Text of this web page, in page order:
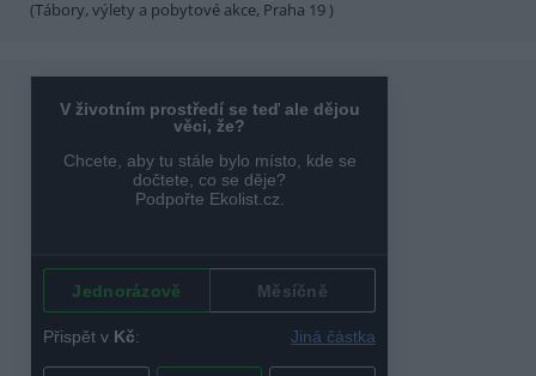
(Tábory, výlety a pobytové akce, Praha 19 )